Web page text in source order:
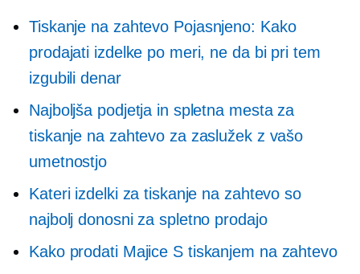
Tiskanje na zahtevo Pojasnjeno: Kako
prodajati izdelke po meri, ne da bi pri tem
izgubili denar
Najboljša podjetja in spletna mesta za
tiskanje na zahtevo za zaslužek z vašo
umetnostjo
Kateri izdelki za tiskanje na zahtevo so
najbolj donosni za spletno prodajo
Kako prodati Majice S tiskanjem na zahtevo